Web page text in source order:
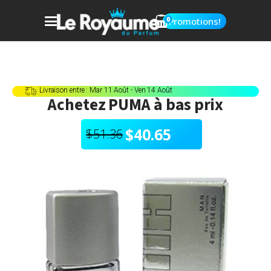
0Promotions!
Livraison entre : Mar 11 Août - Ven 14 Août
AchetezPUMAà bas prix
$51.36
Le
initial
$51.36.
$40.65
Le
actuel
$40.65.